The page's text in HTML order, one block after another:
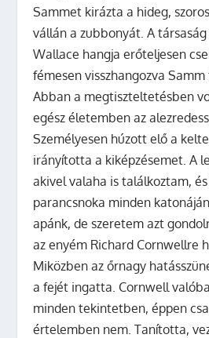
Sammet kirázta a hideg,
vállán a zubbonyát. A
Wallace hangja erőteljesen
fémesen visszhangozva
Abban a megtiszteltetésben
egész életemben az
Személyesen húzott elő a
irányította a kiképzésemet. A
akivel valaha is találkoztam,
parancsnoka minden
apánk, de szeretem azt
az enyém Richard Cornwellre
Miközben az őrnagy
a fejét ingatta. Cornwell
minden tekintetben, éppen
értelemben nem. Tanította,